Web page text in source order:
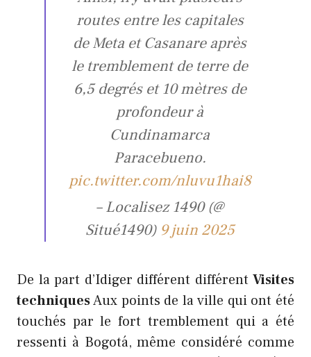
routes entre les capitales
de Meta et Casanare après
le tremblement de terre de
6,5 degrés et 10 mètres de
profondeur à
Cundinamarca
Paracebueno.
pic.twitter.com/nluvu1hai8
– Localisez 1490 (@
Situé1490) 9 juin 2025
De la part d’Idiger différent différent Visites
techniquesAux points de la ville qui ont été
touchés par le fort tremblement qui a été
ressenti à Bogotá, même considéré comme